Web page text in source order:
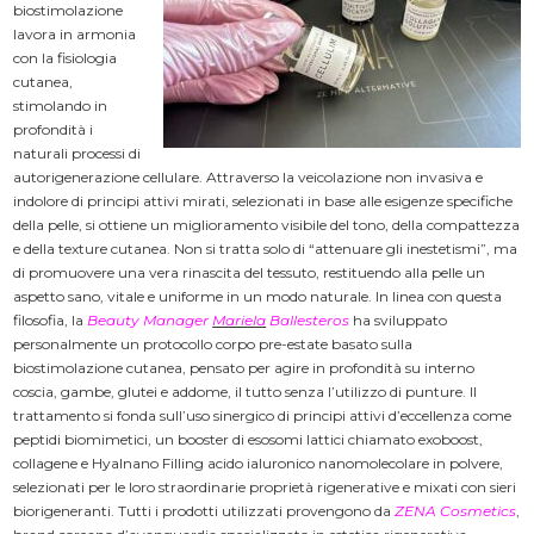
biostimolazione
lavora in armonia
con la fisiologia
cutanea,
stimolando in
profondità i
naturali processi di
autorigenerazione cellulare. Attraverso la veicolazione non invasiva e
indolore di principi attivi mirati, selezionati in base alle esigenze specifiche
della pelle, si ottiene un miglioramento visibile del tono, della compattezza
e della texture cutanea. Non si tratta solo di “attenuare gli inestetismi”, ma
di promuovere una vera rinascita del tessuto, restituendo alla pelle un
aspetto sano, vitale e uniforme in un modo naturale. In linea con questa
filosofia, la Beauty Manager Mariela Ballesteros ha sviluppato
personalmente un protocollo corpo pre-estate basato sulla
biostimolazione cutanea, pensato per agire in profondità su interno
coscia, gambe, glutei e addome, il tutto senza l’utilizzo di punture. Il
trattamento si fonda sull’uso sinergico di principi attivi d’eccellenza come
peptidi biomimetici, un booster di esosomi lattici chiamato exoboost,
collagene e Hyalnano Filling acido ialuronico nanomolecolare in polvere,
selezionati per le loro straordinarie proprietà rigenerative e mixati con sieri
biorigeneranti. Tutti i prodotti utilizzati provengono daZENA Cosmetics